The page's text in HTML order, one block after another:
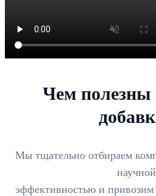
Чем
Мы тщательно отбираем
научной
эффективностью и привозим